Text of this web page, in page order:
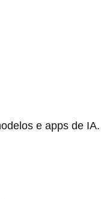
e apps de IA.